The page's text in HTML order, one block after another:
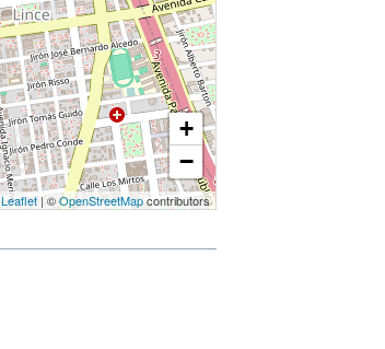
+
−
Leaflet| ©OpenStreetMapcontributors